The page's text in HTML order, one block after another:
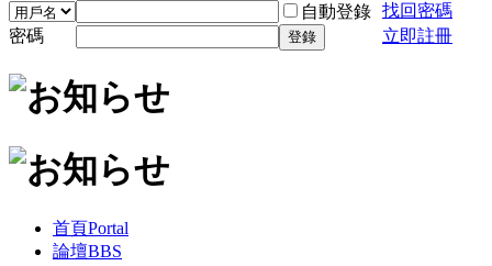
自動登錄 找回密碼
密碼
登錄 立即註冊
首頁Portal
論壇BBS